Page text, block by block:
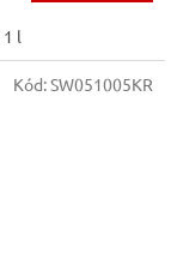
l
Kód:SW051005KR